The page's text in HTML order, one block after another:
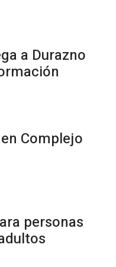
a Durazno
Complejo
personas